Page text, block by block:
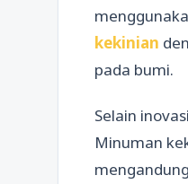
kekinian
pada bumi.
Selain
Minuman